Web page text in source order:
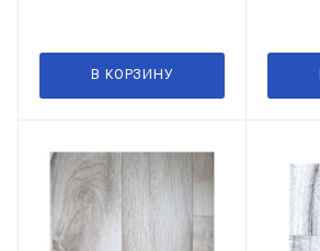
В КОРЗИНУ